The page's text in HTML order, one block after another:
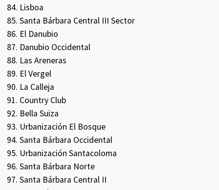
Lisboa
Santa Bárbara Central III Sector
El Danubio
Danubio Occidental
Las Areneras
El Vergel
La Calleja
Country Club
Bella Suiza
Urbanización El Bosque
Santa Bárbara Occidental
Urbanización Santacoloma
Santa Bárbara Norte
Santa Bárbara Central II